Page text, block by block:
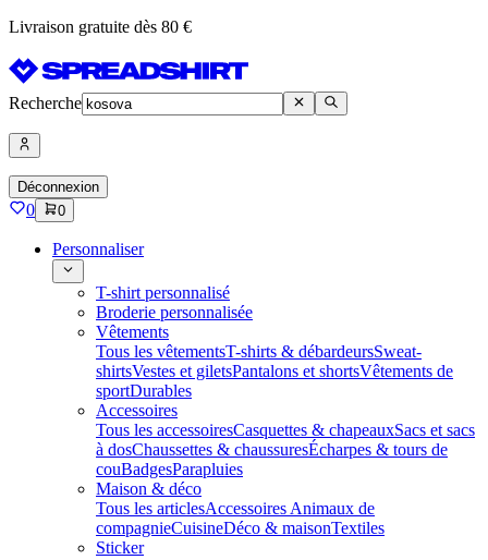
Livraison gratuite dès 80 €
Recherche
Déconnexion
0 0
Personnaliser
T-shirt personnalisé
Broderie personnalisée
Vêtements
Tous les vêtementsT-shirts & débardeursSweat-
shirtsVestes et giletsPantalons et shortsVêtements de
sportDurables
Accessoires
Tous les accessoiresCasquettes & chapeauxSacs et sacs
à dosChaussettes & chaussuresÉcharpes & tours de
couBadgesParapluies
Maison & déco
Tous les articlesAccessoires Animaux de
compagnieCuisineDéco & maisonTextiles
Sticker